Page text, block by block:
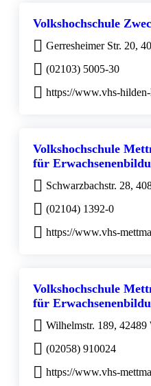
Volkshochschule
Gerresheimer Str. 20,
(02103) 5005-30
https://www.vhs-hilden-
Volkshochschule
für
Schwarzbachstr. 28,
(02104) 1392-0
https://www.vhs-
Volkshochschule
für
Wilhelmstr. 189, 42489
(02058) 910024
https://www.vhs-